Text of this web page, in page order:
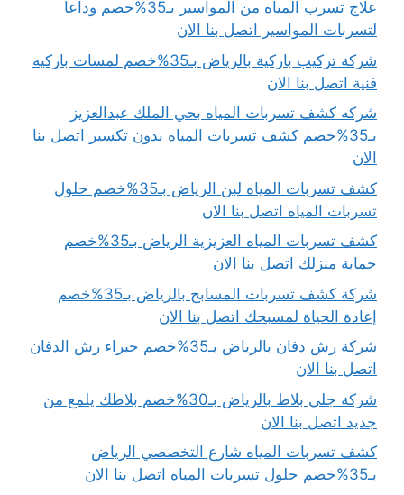
علاج تسرب المياه من المواسير بـ35%خصم وداعاً
لتسربات المواسير اتصل بنا الان
شركة تركيب باركية بالرياض بـ35%خصم لمسات باركيه
فنية اتصل بنا الان
شركه كشف تسربات المياه بحي الملك عبدالعزيز
بـ35%خصم كشف تسربات المياه بدون تكسير اتصل بنا
الان
كشف تسربات المياه لبن الرياض بـ35%خصم حلول
تسربات المياه اتصل بنا الان
كشف تسربات المياه العزيزية الرياض بـ35%خصم
حماية منزلك اتصل بنا الان
شركة كشف تسربات المسابح بالرياض بـ35%خصم
إعادة الحياة لمسبحك اتصل بنا الان
شركة رش دفان بالرياض بـ35%خصم خبراء رش الدفان
اتصل بنا الان
شركة جلي بلاط بالرياض بـ30%خصم بلاطك يلمع من
جديد اتصل بنا الان
كشف تسربات المياه شارع التخصصي الرياض
بـ35%خصم حلول تسربات المياه اتصل بنا الان